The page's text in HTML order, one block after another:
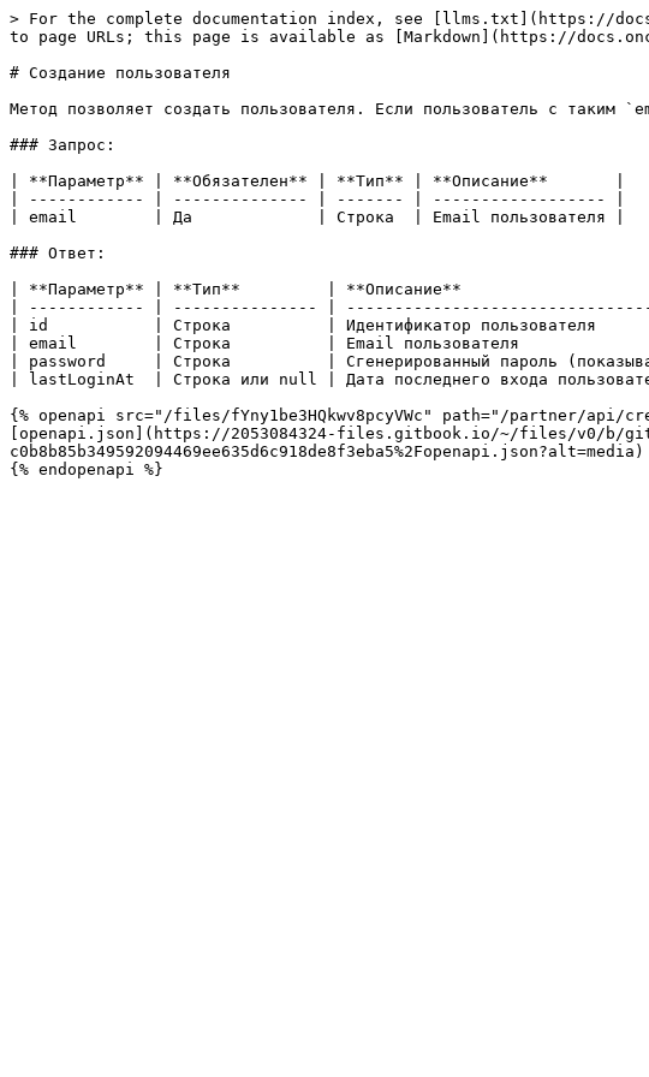
> For the complete documentation index, see [llms.txt](https://
to page URLs; this page is available as [Markdown](https://
# Создание пользователя
Метод позволяет создать пользователя. Если пользователь с таким
### Запрос:
| **Параметр** | **Обязателен** | **Тип** | **Описание**       |
| ------------ | -------------- | ------- | ------------------ |
| email        | Да             | Строка  | Email пользователя |
### Ответ:
| **Параметр** | **Тип**         | **Описание**
| ------------ | --------------- |
| id           | Строка          | Идентификатор
| email        | Строка          | Email пользователя
| password     | Строка          | Сгенерированный пароль
| lastLoginAt  | Строка или null | Дата последнего входа
{% openapi src="/files/fYny1be3HQkwv8pcyVWc" path="/partner/api/
[openapi.json](https://2053084324-files.gitbook.io/~/files/v0/b/
c0b8b85b349592094469ee635d6c918de8f3eba5%2Fopenapi.json?alt=media)